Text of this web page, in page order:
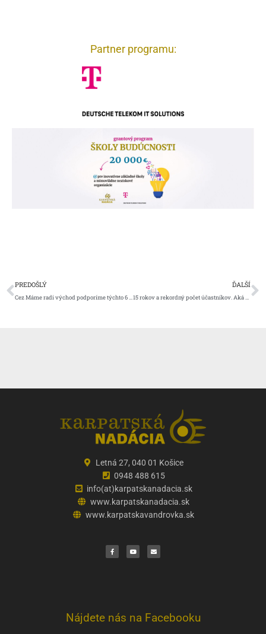
Partner programu:
Prev
PREDOŠLÝ
Cez Máme radi východ podporíme týchto 6 zaujímavých projektov
ĎALŠÍ
15 rokov a rekordný počet účastníkov. Aká bola Karpatská vandrovka?
Letná 27, 040 01 Košice
0948 488 615
info(at)karpatskanadacia.sk
www.karpatskanadacia.sk
www.karpatskavandrovka.sk
c
e
b
u
t
u
v
e
l
Nájdete nás na Facebooku